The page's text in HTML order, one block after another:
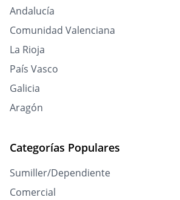
Andalucía
Comunidad Valenciana
La Rioja
País Vasco
Galicia
Aragón
Categorías Populares
Sumiller/Dependiente
Comercial